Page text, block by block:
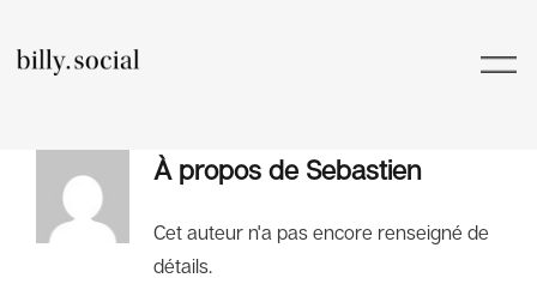
content
Services
Carrières
À propos de Sebastien
Cet auteur n'a pas encore renseigné de
détails.